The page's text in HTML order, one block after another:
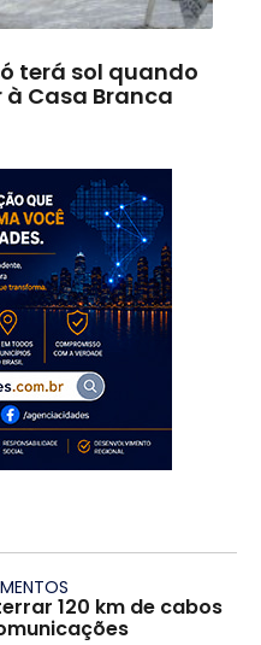
terá sol quando
Casa Branca
120 km de cabos